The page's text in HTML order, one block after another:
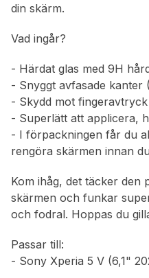
din skärm.
Vad ingår?
- Härdat glas med 9H
- Snyggt avfasade kanter
- Skydd mot fingeravtryck
- Superlätt att applicera,
- I förpackningen får du
rengöra skärmen innan
Kom ihåg, det täcker den
skärmen och funkar
och fodral. Hoppas du
Passar till:
- Sony Xperia 5 V (6,1"